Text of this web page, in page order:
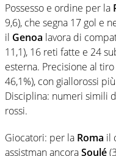
Possesso e ordine per la
9,6), che segna 17 gol e
il Genoa lavora di
11,1), 16 reti fatte e 24
esterna. Precisione al
46,1%), con giallorossi
Disciplina: numeri simili
rossi.
Giocatori: per la Roma il
assistman ancoraSoulé